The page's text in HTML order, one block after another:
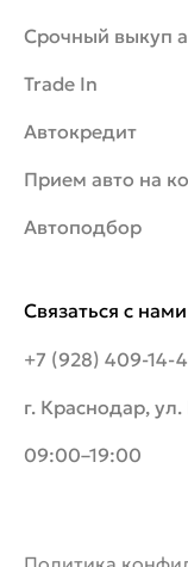
Связаться с нами
+7 (928) 409-14-
г. Краснодар,
09:00–19:00
Срочный выкуп
Trade In
Автокредит
Прием авто на
Автоподбор